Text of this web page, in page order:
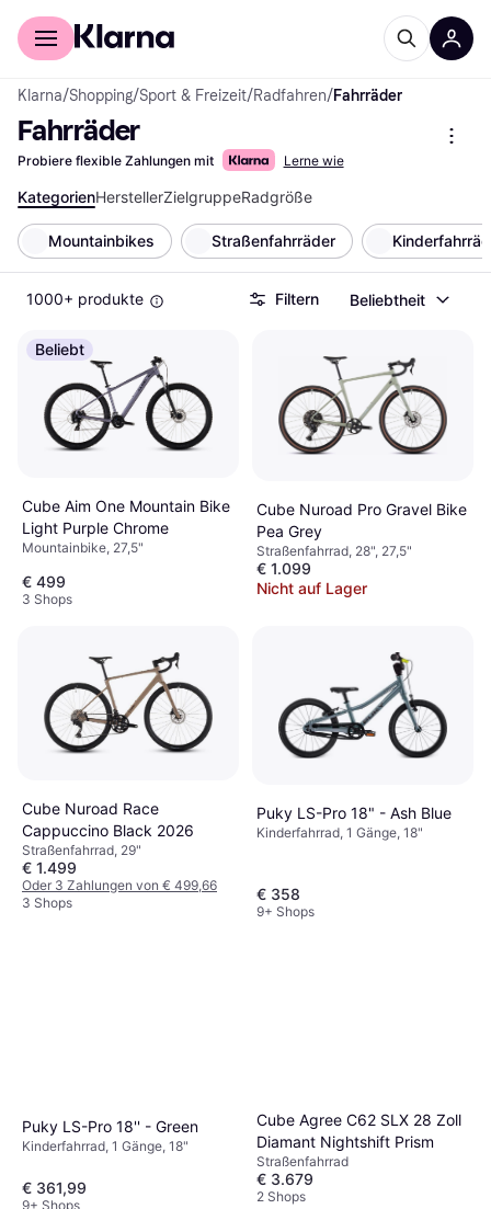
Für Shopper
Klarna/Shopping/Sport & Freizeit/Radfahren/Fahrräder
Fahrräder
Probiere flexible Zahlungen mit Lerne wie
KategorienHerstellerZielgruppeRadgröße
Mountainbikes Straßenfahrräder
1000+ produkte Filtern Beliebtheit
Beliebt
Cube Aim One Mountain Bike
Light Purple Chrome
Mountainbike, 27,5"
€ 499
3 Shops
Cube Nuroad Pro Gravel Bike
Pea Grey
Straßenfahrrad, 28", 27,5"
€ 1.099
Nicht auf Lager
Cube Nuroad Race
Cappuccino Black 2026
Straßenfahrrad, 29"
€ 1.499
Oder 3 Zahlungen von € 499,66
3 Shops
Puky LS-Pro 18" - Ash Blue
Kinderfahrrad, 1 Gänge, 18"
€ 358
9+ Shops
Puky LS-Pro 18'' - Green
Kinderfahrrad, 1 Gänge, 18"
€ 361,99
9+ Shops
Cube Agree C62 SLX 28 Zoll
Diamant Nightshift Prism
Straßenfahrrad
€ 3.679
2 Shops